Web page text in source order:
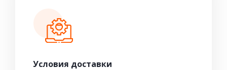
Условия доставки